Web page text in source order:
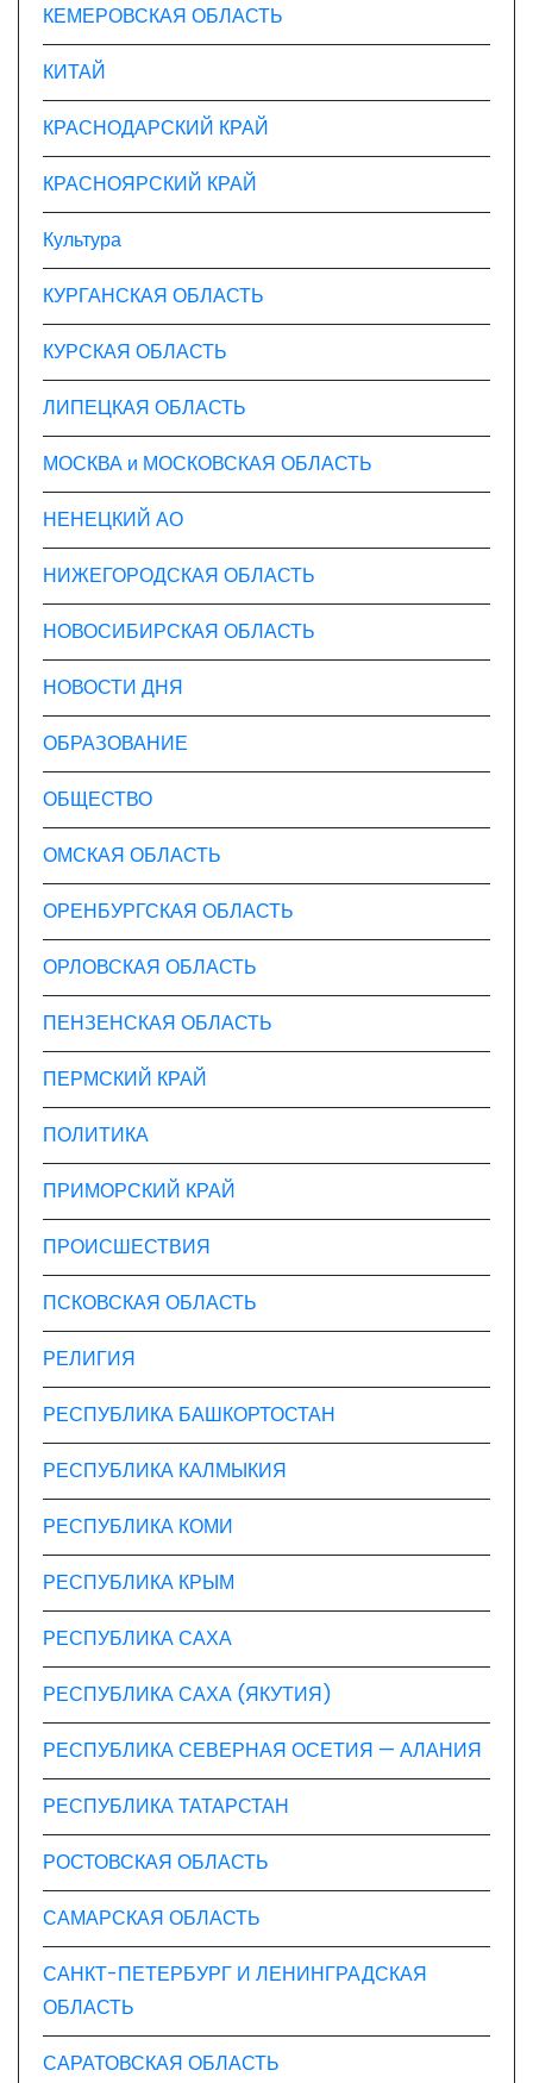
КЕМЕРОВСКАЯ ОБЛАСТЬ
КИТАЙ
КРАСНОДАРСКИЙ КРАЙ
КРАСНОЯРСКИЙ КРАЙ
Культура
КУРГАНСКАЯ ОБЛАСТЬ
КУРСКАЯ ОБЛАСТЬ
ЛИПЕЦКАЯ ОБЛАСТЬ
МОСКВА и МОСКОВСКАЯ ОБЛАСТЬ
НЕНЕЦКИЙ АО
НИЖЕГОРОДСКАЯ ОБЛАСТЬ
НОВОСИБИРСКАЯ ОБЛАСТЬ
НОВОСТИ ДНЯ
ОБРАЗОВАНИЕ
ОБЩЕСТВО
ОМСКАЯ ОБЛАСТЬ
ОРЕНБУРГСКАЯ ОБЛАСТЬ
ОРЛОВСКАЯ ОБЛАСТЬ
ПЕНЗЕНСКАЯ ОБЛАСТЬ
ПЕРМСКИЙ КРАЙ
ПОЛИТИКА
ПРИМОРСКИЙ КРАЙ
ПРОИСШЕСТВИЯ
ПСКОВСКАЯ ОБЛАСТЬ
РЕЛИГИЯ
РЕСПУБЛИКА БАШКОРТОСТАН
РЕСПУБЛИКА КАЛМЫКИЯ
РЕСПУБЛИКА КОМИ
РЕСПУБЛИКА КРЫМ
РЕСПУБЛИКА САХА
РЕСПУБЛИКА САХА (ЯКУТИЯ)
РЕСПУБЛИКА СЕВЕРНАЯ ОСЕТИЯ — АЛАНИЯ
РЕСПУБЛИКА ТАТАРСТАН
РОСТОВСКАЯ ОБЛАСТЬ
САМАРСКАЯ ОБЛАСТЬ
САНКТ-ПЕТЕРБУРГ И ЛЕНИНГРАДСКАЯ
ОБЛАСТЬ
САРАТОВСКАЯ ОБЛАСТЬ